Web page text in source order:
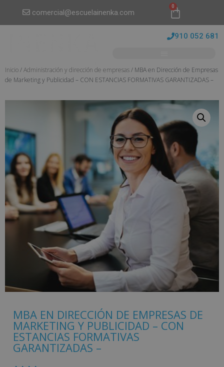
comercial@escuelainenka.com
0
910 052 681
Inicio/Administración y dirección de empresas/ MBA en Dirección de Empresas
de Marketing y Publicidad – CON ESTANCIAS FORMATIVAS GARANTIZADAS –
MBA EN DIRECCIÓN DE EMPRESAS DE
MARKETING Y PUBLICIDAD – CON
ESTANCIAS FORMATIVAS
GARANTIZADAS –